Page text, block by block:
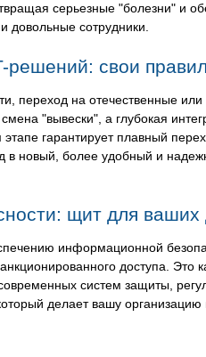
серьезные "болезни" и
довольные сотрудники.
решений: свои
переход на отечественные
"вывески", а глубокая
гарантирует плавный
в новый, более удобный и
щит для ваших
информационной
доступа. Это
систем защиты,
делает вашу